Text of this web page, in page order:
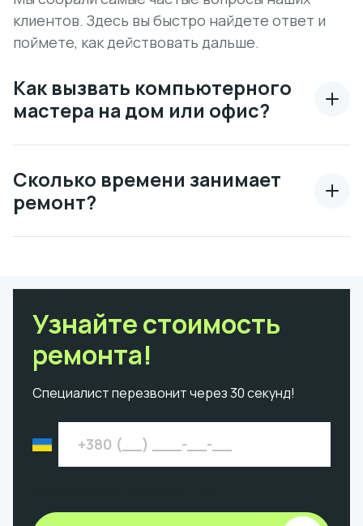
клиентов. Здесь вы быстро найдете ответ и
поймете, как действовать дальше.
Как вызвать компьютерного
мастера на дом или офис?
Сколько времени занимает
ремонт?
Узнайте стоимость
ремонта!
Специалист перезвонит через 30 секунд!